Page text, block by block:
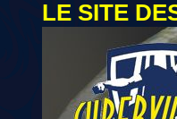
LE SITE